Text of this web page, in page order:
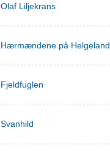
Olaf Liljekrans
Hærmændene på Helgeland
Fjeldfuglen
Svanhild